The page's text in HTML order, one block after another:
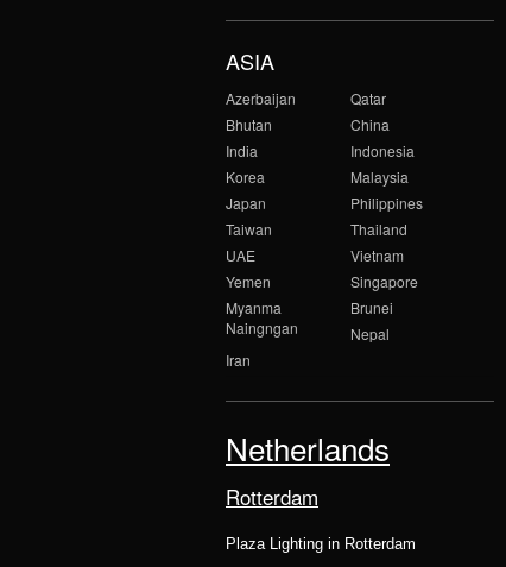
ASIA
Azerbaijan
Qatar
Bhutan
China
India
Indonesia
Korea
Malaysia
Japan
Philippines
Taiwan
Thailand
UAE
Vietnam
Yemen
Singapore
Myanma
Naingngan
Brunei
Nepal
Iran
Netherlands
Rotterdam
Plaza Lighting in Rotterdam